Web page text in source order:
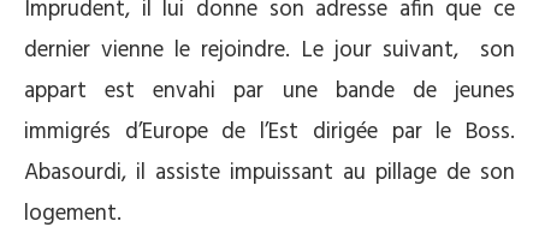
Imprudent, il lui donne son adresse afin que ce
dernier vienne le rejoindre. Le jour suivant, son
appart est envahi par une bande de jeunes
immigrés d’Europe de l’Est dirigée par le Boss.
Abasourdi, il assiste impuissant au pillage de son
logement.